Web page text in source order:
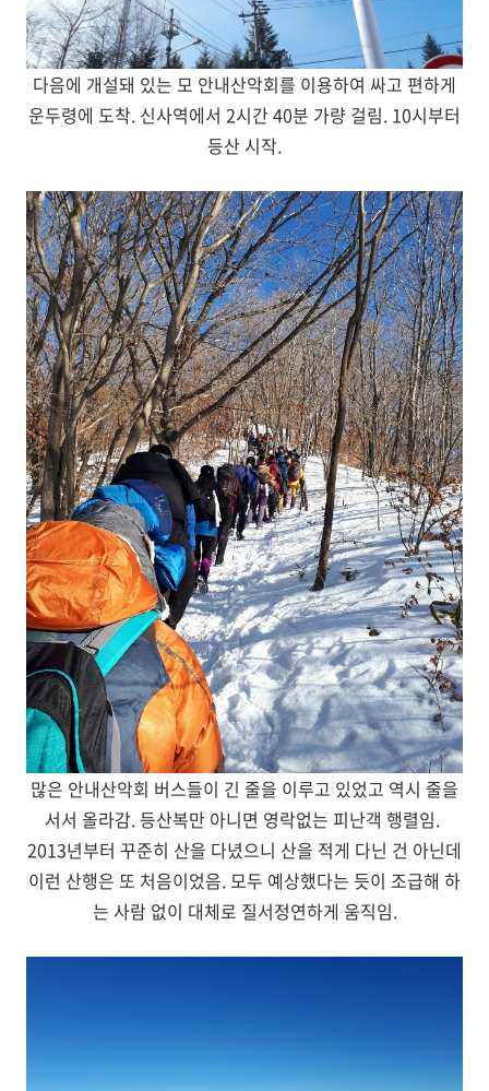
다음에 개설돼 있는 모 안내산악회를 이용하여 싸고 편하게
운두령에 도착. 신사역에서 2시간 40분 가량 걸림. 10시부터
등산 시작.
많은 안내산악회 버스들이 긴 줄을 이루고 있었고 역시 줄을
서서 올라감. 등산복만 아니면 영락없는 피난객 행렬임.
2013년부터 꾸준히 산을 다녔으니 산을 적게 다닌 건 아닌데
이런 산행은 또 처음이었음. 모두 예상했다는 듯이 조급해 하
는 사람 없이 대체로 질서정연하게 움직임.